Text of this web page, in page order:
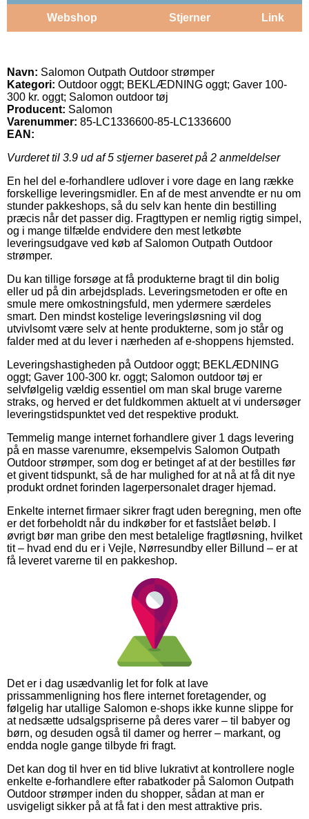
Webshop Stjerner Link
Navn: Salomon Outpath Outdoor strømper
Kategori: Outdoor oggt; BEKLÆDNING oggt; Gaver 100-
300 kr. oggt; Salomon outdoor tøj
Producent: Salomon
Varenummer: 85-LC1336600-85-LC1336600
EAN:
Vurderet til 3.9 ud af 5 stjerner baseret på 2 anmeldelser
En hel del e-forhandlere udlover i vore dage en lang række
forskellige leveringsmidler. En af de mest anvendte er nu om
stunder pakkeshops, så du selv kan hente din bestilling
præcis når det passer dig. Fragttypen er nemlig rigtig simpel,
og i mange tilfælde endvidere den mest letkøbte
leveringsudgave ved køb af Salomon Outpath Outdoor
strømper.
Du kan tillige forsøge at få produkterne bragt til din bolig
eller ud på din arbejdsplads. Leveringsmetoden er ofte en
smule mere omkostningsfuld, men ydermere særdeles
smart. Den mindst kostelige leveringsløsning vil dog
utvivlsomt være selv at hente produkterne, som jo står og
falder med at du lever i nærheden af e-shoppens hjemsted.
Leveringshastigheden på Outdoor oggt; BEKLÆDNING
oggt; Gaver 100-300 kr. oggt; Salomon outdoor tøj er
selvfølgelig vældig essentiel om man skal bruge varerne
straks, og herved er det fuldkommen aktuelt at vi undersøger
leveringstidspunktet ved det respektive produkt.
Temmelig mange internet forhandlere giver 1 dags levering
på en masse varenumre, eksempelvis Salomon Outpath
Outdoor strømper, som dog er betinget af at der bestilles før
et givent tidspunkt, så de har mulighed for at nå at få dit nye
produkt ordnet forinden lagerpersonalet drager hjemad.
Enkelte internet firmaer sikrer fragt uden beregning, men ofte
er det forbeholdt når du indkøber for et fastslået beløb. I
øvrigt bør man gribe den mest betalelige fragtløsning, hvilket
tit – hvad end du er i Vejle, Nørresundby eller Billund – er at
få leveret varerne til en pakkeshop.
Det er i dag usædvanlig let for folk at lave
prissammenligning hos flere internet foretagender, og
følgelig har utallige Salomon e-shops ikke kunne slippe for
at nedsætte udsalgspriserne på deres varer – til babyer og
børn, og desuden også til damer og herrer – markant, og
endda nogle gange tilbyde fri fragt.
Det kan dog til hver en tid blive lukrativt at kontrollere nogle
enkelte e-forhandlere efter rabatkoder på Salomon Outpath
Outdoor strømper inden du shopper, sådan at man er
usvigeligt sikker på at få fat i den mest attraktive pris.